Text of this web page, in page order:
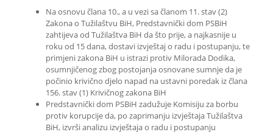
Na osnovu člana 10., a u vezi sa članom 11. stav (2)
Zakona o Tužilaštvu BiH, Predstavnički dom PSBiH
zahtijeva od Tužilaštva BiH da što prije, a najkasnije u
roku od 15 dana, dostavi izvještaj o radu i postupanju, te
primjeni zakona BiH u istrazi protiv Milorada Dodika,
osumnjičenog zbog postojanja osnovane sumnje da je
počinio krivično djelo napad na ustavni poredak iz člana
156. stav (1) Krivičnog zakona BiH
Predstavnički dom PSBiH zadužuje Komisiju za borbu
protiv korupcije da, po zaprimanju izvještaja Tužilaštva
BiH, izvrši analizu izvještaja o radu i postupanju